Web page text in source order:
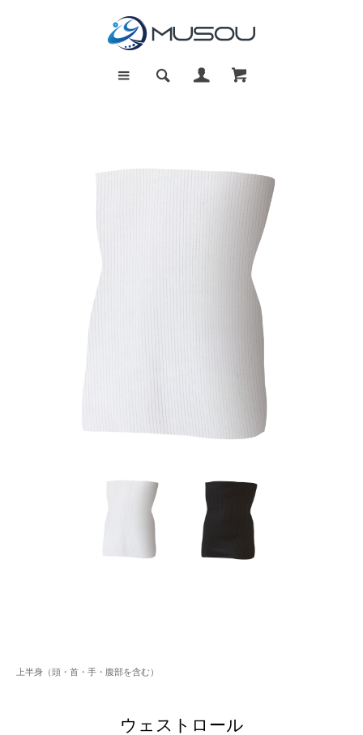
上半身（頭・首・手・腹部を含む）
ウェストロール